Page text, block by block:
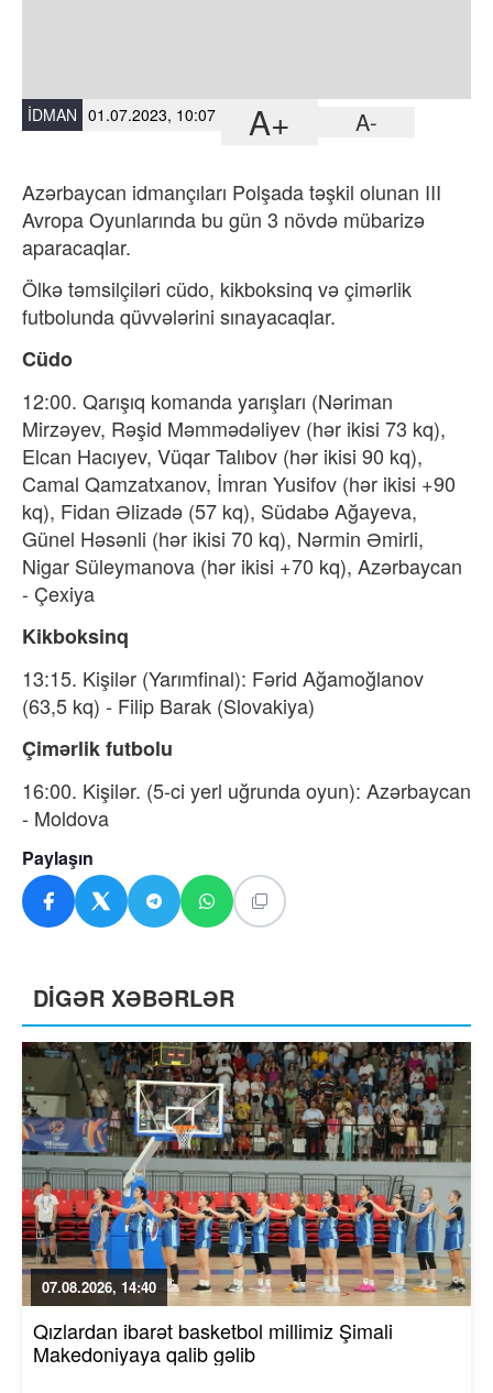
İDMAN 01.07.2023, 10:07 A+ A-
Azərbaycan idmançıları Polşada təşkil olunan III
Avropa Oyunlarında bu gün 3 növdə mübarizə
aparacaqlar.
Ölkə təmsilçiləri cüdo, kikboksinq və çimərlik
futbolunda qüvvələrini sınayacaqlar.
Cüdo
12:00. Qarışıq komanda yarışları (Nəriman
Mirzəyev, Rəşid Məmmədəliyev (hər ikisi 73 kq),
Elcan Hacıyev, Vüqar Talıbov (hər ikisi 90 kq),
Camal Qamzatxanov, İmran Yusifov (hər ikisi +90
kq), Fidan Əlizadə (57 kq), Südabə Ağayeva,
Günel Həsənli (hər ikisi 70 kq), Nərmin Əmirli,
Nigar Süleymanova (hər ikisi +70 kq), Azərbaycan
- Çexiya
Kikboksinq
13:15. Kişilər (Yarımfinal): Fərid Ağamoğlanov
(63,5 kq) - Filip Barak (Slovakiya)
Çimərlik futbolu
16:00. Kişilər. (5-ci yerl uğrunda oyun): Azərbaycan
- Moldova
Paylaşın
DİGƏR XƏBƏRLƏR
07.08.2026, 14:40
Qızlardan ibarət basketbol millimiz Şimali
Makedoniyaya qalib gəlib